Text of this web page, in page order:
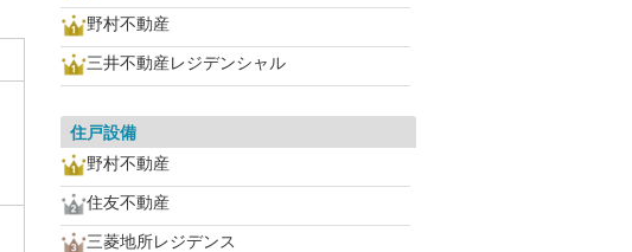
野村不動産
三井不動産レジデンシャル
住戸設備
野村不動産
住友不動産
三菱地所レジデンス